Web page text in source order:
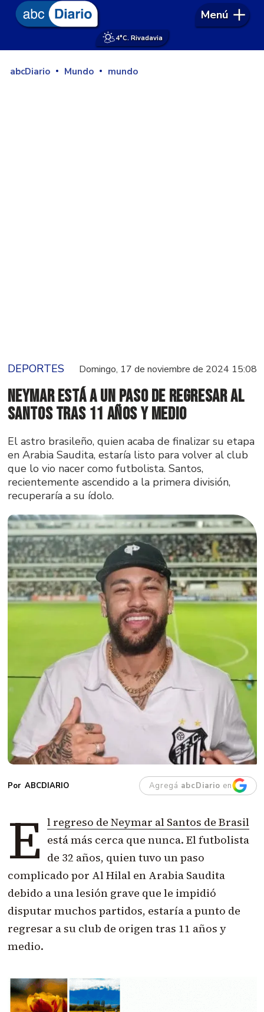
4°C. Rivadavia
Menú
abcDiario Mundo mundo
DEPORTES Domingo, 17 de noviembre de 2024 15:08
Neymar está a un paso de regresar al
Santos tras 11 años y medio
El astro brasileño, quien acaba de finalizar su etapa
en Arabia Saudita, estaría listo para volver al club
que lo vio nacer como futbolista. Santos,
recientemente ascendido a la primera división,
recuperaría a su ídolo.
ABCDIARIO Agregá abcDiario en
E l regreso de Neymar al Santos de Brasil
está más cerca que nunca. El futbolista
de 32 años, quien tuvo un paso
complicado por Al Hilal en Arabia Saudita
debido a una lesión grave que le impidió
disputar muchos partidos, estaría a punto de
regresar a su club de origen tras 11 años y
medio.